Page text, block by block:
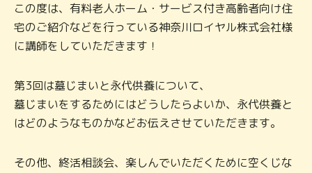
この度は、有料老人ホーム・サービス付き高齢者向け住
宅のご紹介などを行っている神奈川ロイヤル株式会社様
に講師をしていただきます！
第3回は墓じまいと永代供養について、
墓じまいをするためにはどうしたらよいか、永代供養と
はどのようなものかなどお伝えさせていただきます。
その他、終活相談会、楽しんでいただくために空くじな